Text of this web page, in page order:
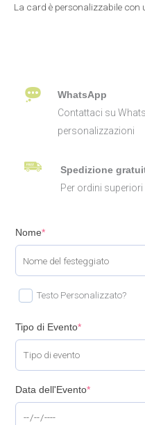
La card è personalizzabile con
WhatsApp
Contattaci su
personalizzazioni
Spedizione
Per ordini superiori
Nome*
Testo Personalizzato?
Tipo di Evento*
Data dell'Evento*